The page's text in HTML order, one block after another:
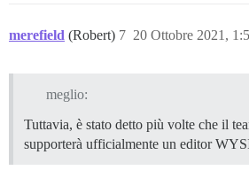
merefield (Robert) 20 Ottobre 2021,
7
meglio:
Tuttavia, è stato detto più volte che il
supporterà ufficialmente un editor